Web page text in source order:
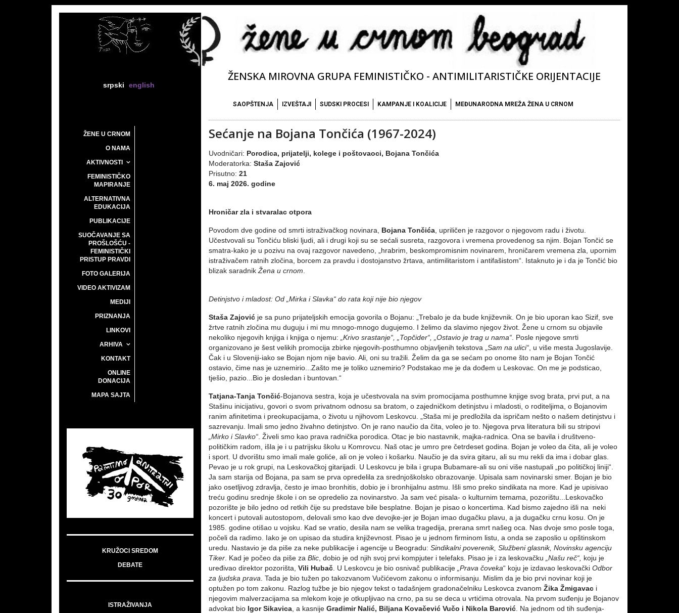
srpski english
ŽENSKA MIROVNA GRUPA FEMINISTIČKO - ANTIMILITARISTIČKE ORIJENTACIJE
SAOPŠTENJA IZVEŠTAJI SUDSKI PROCESI KAMPANJE I KOALICIJE MEĐUNARODNA MREŽA ŽENA U CRNOM
ŽENE U CRNOM
O NAMA
AKTIVNOSTI
FEMINISTIČKO
MAPIRANJE
ALTERNATIVNA
EDUKACIJA
PUBLIKACIJE
SUOČAVANJE SA
PROŠLOŠĆU -
FEMINISTIČKI
PRISTUP PRAVDI
FOTO GALERIJA
VIDEO AKTIVIZAM
MEDIJI
PRIZNANJA
LINKOVI
ARHIVA
KONTAKT
ONLINE
DONACIJA
MAPA SAJTA
KRUŽOCI SREDOM
DEBATE
ISTRAŽIVANJA
Sećanje na Bojana Tončića (1967-2024)
Uvodničari: Porodica, prijatelji, kolege i poštovaoci, Bojana Tončića
Moderatorka:Staša Zajović
Prisutno:21
6. maj 2026. godine
Hroničar zla i stvaralac otpora
Povodom dve godine od smrti istraživačkog novinara, Bojana Tončića, upriličen je razgovor o njegovom radu i životu.
Učestvovali su Tončiću bliski ljudi, ali i drugi koji su se sećali susreta, razgovora i vremena provedenog sa njim. Bojan Tončić se
smatra-kako je u pozivu na ovaj razgovor navedeno, „hrabrim, beskompromisnim novinarem, hroničarem vremena zla, upornim
istraživačem ratnih zločina, borcem za pravdu i dostojanstvo žrtava, antimilitaristom i antifašistom“. Istaknuto je i da je Tončić bio
blizak saradnikŽena u crnom.
Detinjstvo i mladost: Od „Mirka i Slavka“ do rata koji nije bio njegov
Staša Zajović je sa puno prijateljskih emocija govorila o Bojanu: „Trebalo je da bude književnik. On je bio uporan kao Sizif, sve
žrtve ratnih zločina mu duguju i mi mu mnogo-mnogo dugujemo. I želimo da slavimo njegov život. Žene u crnom su objavile
nekoliko njegovih knjiga i knjiga o njemu:„Krivo srastanje“, „Topčider“, „Ostavio je trag u nama“. Posle njegove smrti
organizovano je šest velikih promocija zbirke njegovih-posthumno objavljenih tekstova „Sam na ulici“, u više mesta Jugoslavije.
Čak i u Sloveniji-iako se Bojan njom nije bavio. Ali, oni su tražili. Želim da ga se sećam po onome što nam je Bojan Tončić
ostavio, čime nas je uznemirio...Zašto me je toliko uznemirio? Podstakao me je da dođem u Leskovac. On me je podsticao,
tješio, pazio...Bio je dosledan i buntovan.“
Tatjana-Tanja Tončić-Bojanova sestra, koja je učestvovala na svim promocijama posthumne knjige svog brata, prvi put, a na
Stašinu inicijativu, govori o svom privatnom odnosu sa bratom, o zajedničkom detinjstvu i mladosti, o roditeljima, o Bojanovim
ranim afinitetima i preokupacijama, o životu u njihovom Leskovcu. „Staša mi je predložila da ispričam nešto o našem detinjstvu i
sazrevanju. Imali smo jedno živahno detinjstvo. On je rano naučio da čita, voleo je to. Njegova prva literatura bili su stripovi
„Mirko i Slavko“. Živeli smo kao prava radnička porodica. Otac je bio nastavnik, majka-radnica. Ona se bavila i društveno-
političkim radom, išla je i u patrijsku školu u Komrovcu. Naš otac je umro pre četrdeset godina. Bojan je voleo da čita, ali je voleo
i sport. U dvorištu smo imali male goliće, ali on je voleo i košarku. Naučio je da svira gitaru, ali su mu rekli da ima i dobar glas.
Pevao je u rok grupi, na Leskovačkoj gitarijadi. U Leskovcu je bila i grupa Bubamare-ali su oni više nastupali „po političkoj liniji“.
Ja sam starija od Bojana, pa sam se prva opredelila za srednjoškolsko obrazovanje. Upisala sam novinarski smer. Bojan je bio
jako osetljivog zdravlja, često je imao bronhitis, dobio je i bronhijalnu astmu. Išli smo preko sindikata na more. Kad je upisivao
treću godinu srednje škole i on se opredelio za novinarstvo. Ja sam već pisala- o kulturnim temama, pozorištu...Leskovačko
pozorište je bilo jedno od retkih čije su predstave bile besplatne. Bojan je pisao o koncertima. Kad bismo zajedno išli na neki
koncert i putovali autostopom, delovali smo kao dve devojke-jer je Bojan imao dugačku plavu, a ja dugačku crnu kosu. On je
1985. godine otišao u vojsku. Kad se vratio, desila nam se velika tragedija, prerana smrt našeg oca. Nas dvoje smo posle toga,
počeli da radimo. Iako je on upisao da studira književnost. Pisao je u jednom firminom listu, a onda se zaposlio u opštinskom
uredu. Nastavio je da piše za neke publikacije i agencije u Beogradu:Sindikalni poverenik, Službeni glasnik, Novinsku agenciju
Tiker. Kad je počeo da piše zaBlic, dobio je od njih svoj prvi kompjuter i telefaks. Pisao je i za leskovačku„Našu reč“, koju je
uređivao direktor pozorišta,Vili Hubač. U Leskovcu je bio osnivač publikacije„Prava čoveka“ koju je izdavao leskovačkiOdbor
za ljudska prava. Tada je bio tužen po takozvanom Vučićevom zakonu o informisanju. Mislim da je bio prvi novinar koji je
optužen po tom zakonu. Razlog tužbe je bio njegov tekst o tadašnjem gradonačelniku Leskovca zvanomŽika Žmigavac i
njegovim malverzacijama sa mlekom koje je otkupljivao na crno, pa su se deca u vrtićima otrovala. Na prvom suđenju je Bojanov
advokat bio Igor Sikavica, a kasnijeGradimir Nalić, Biljana Kovačević Vučo i Nikola Barović. Na jednom od tih suđenja-